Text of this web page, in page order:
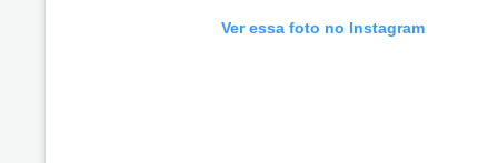
Ver essa foto no Instagram